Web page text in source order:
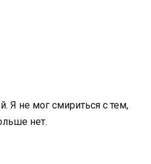
Я не мог смириться с тем,
нет.